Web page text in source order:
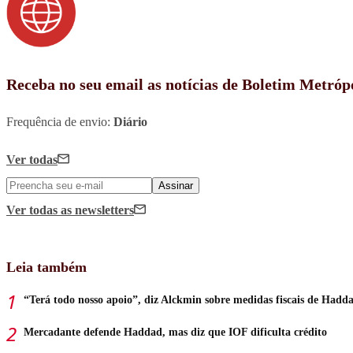
Receba no seu email as notícias de Boletim
Frequência de envio: Diário
Ver todas
Assinar
Ver todas as newsletters
Leia também
“Terá todo nosso apoio”, diz Alckmin sobre medidas fiscais de
Mercadante defende Haddad, mas diz que IOF dificulta crédito